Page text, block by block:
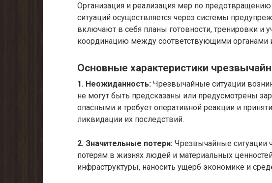
Организация и реализация мер по
ситуаций осуществляется через системы
включают в себя планы готовности, тренировки и
координацию между соответствующими органами
Основные характеристики
1. Неожиданность: Чрезвычайные ситуации
не могут быть предсказаны или предусмотрены
опасными и требует оперативной реакции и
ликвидации их последствий.
2. Значительные потери: Чрезвычайные ситуации
потерям в жизнях людей и материальных
инфраструктуры, наносить ущерб экономике и